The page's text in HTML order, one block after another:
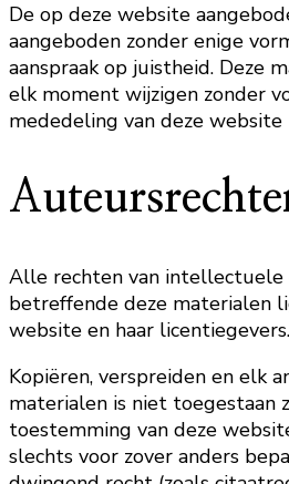
De op deze website
aangeboden zonder enige
aanspraak op juistheid. Deze
elk moment wijzigen zonder
mededeling van deze website
Alle rechten van intellectuele
betreffende deze materialen
website en haar licentiegevers.
Kopiëren, verspreiden en elk
materialen is niet toegestaan
toestemming van deze
slechts voor zover anders